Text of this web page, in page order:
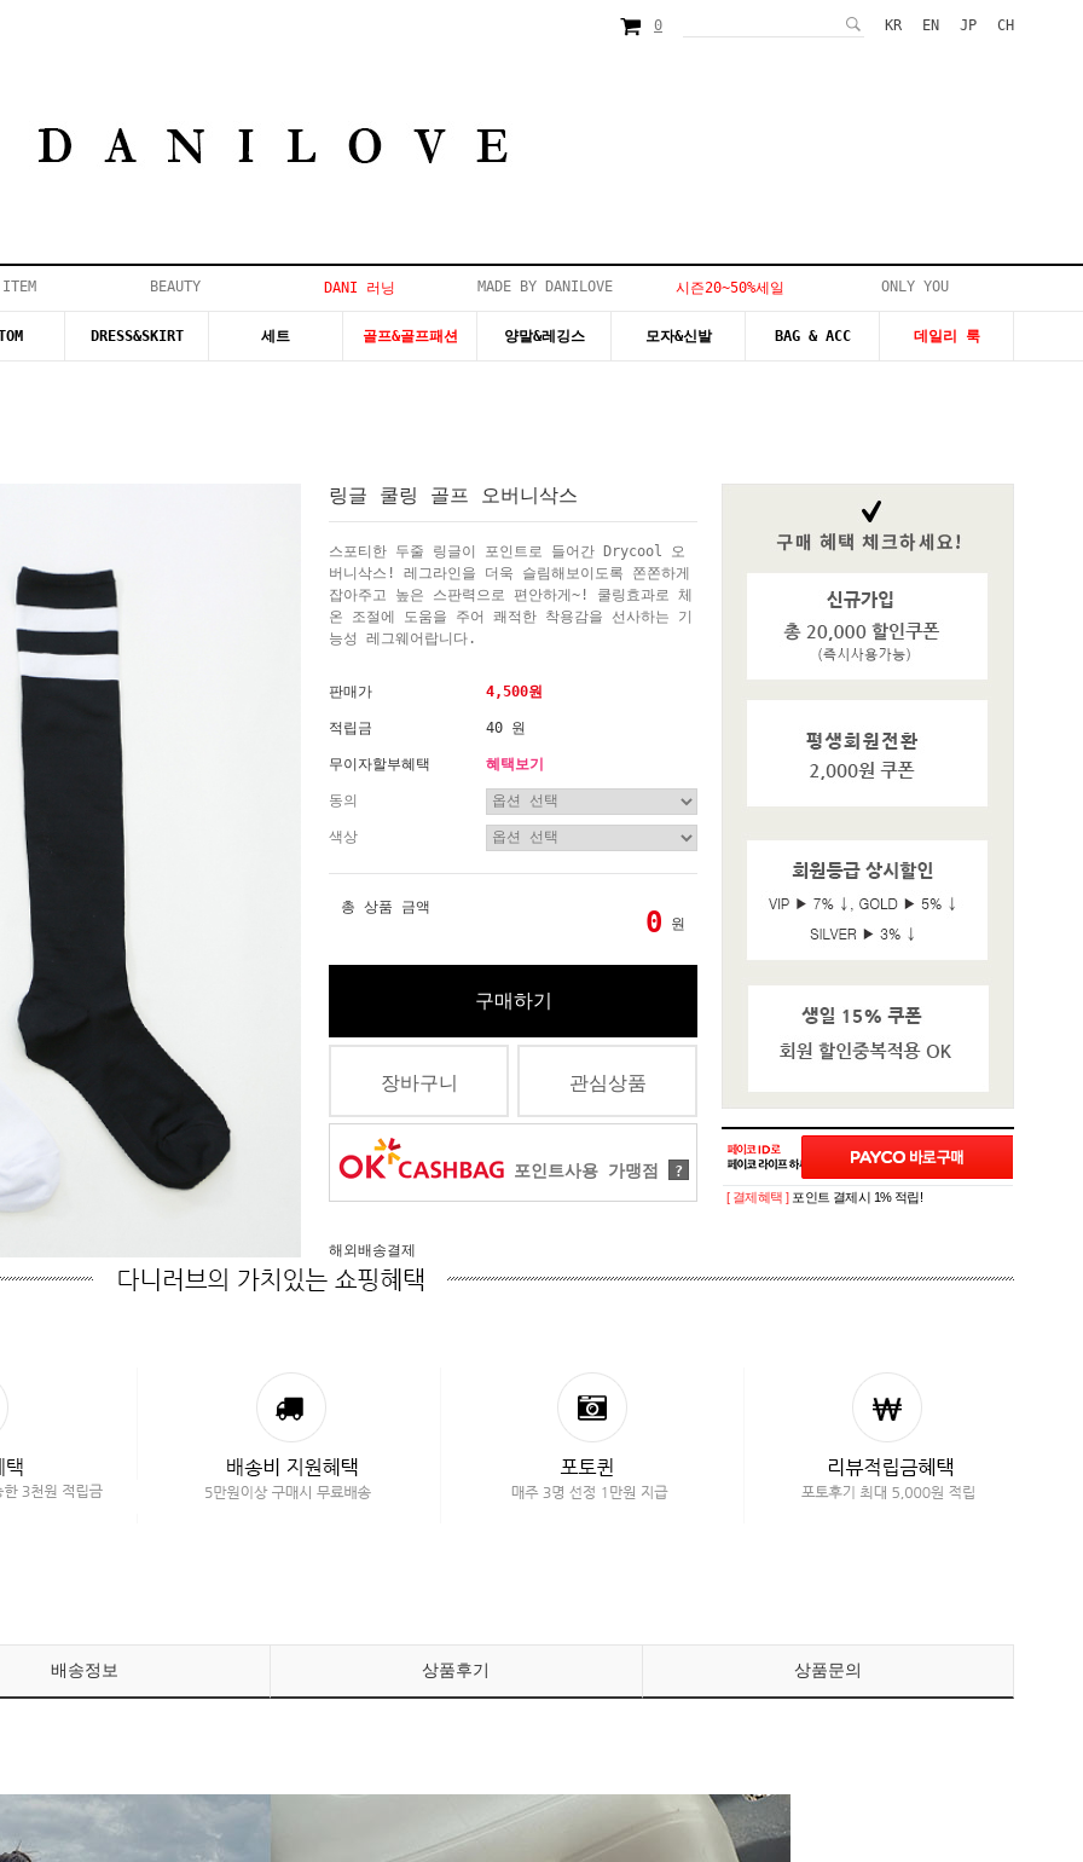
0 KR EN JP CH
BEAUTY DANI 러닝 MADE BY DANILOVE 시즌20~50%세일 ONLY YOU
DRESS&SKIRT 세트 골프&골프패션 양말&레깅스 모자&신발 BAG & ACC 데일리 룩
링글 쿨링 골프 오버니삭스
스포티한 두줄 링글이 포인트로 들어간 Drycool 오
버니삭스! 레그라인을 더욱 슬림해보이도록 쫀쫀하게
잡아주고 높은 스판력으로 편안하게~! 쿨링효과로 체
온 조절에 도움을 주어 쾌적한 착용감을 선사하는 기
능성 레그웨어랍니다.
판매가 4,500원
적립금 40 원
무이자할부혜택 혜택보기
동의
색상
총 상품 금액 0 원
구매하기
장바구니 관심상품
포인트사용 가맹점 ?
해외배송결제
[ 결제혜택 ] 포인트 결제시 1% 적립!
배송정보 상품후기 상품문의